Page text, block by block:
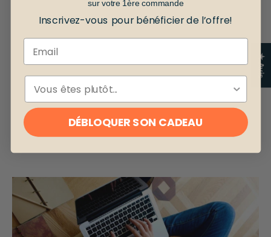
★ Avis
sur votre 1ère commande
Inscrivez-vous pour bénéficier de l’offre!
ESPÈCE
DÉBLOQUER SON CADEAU